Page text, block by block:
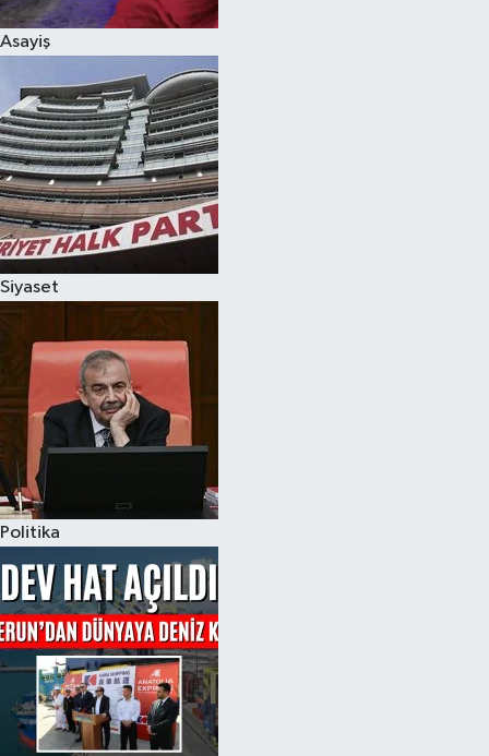
Asayiş
Siyaset
Politika